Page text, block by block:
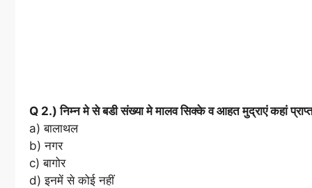
Q 2.) निम्न मे से बडी संख्या मे मालव सिक्के व आहत मुद्राएं कहां
a) बालाथल
b) नगर
c) बागोर
d) इनमें से कोई नहीं